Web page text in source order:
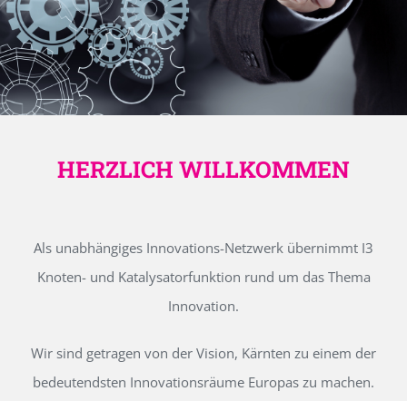
HERZLICH WILLKOMMEN
Als unabhängiges Innovations-Netzwerk übernimmt I3
Knoten- und Katalysatorfunktion rund um das Thema
Innovation.
Wir sind getragen von der Vision, Kärnten zu einem der
bedeutendsten Innovationsräume Europas zu machen.